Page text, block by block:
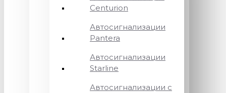
Centurion
Автосигнализации
Pantera
Автосигнализации
Starline
Автосигнализации с